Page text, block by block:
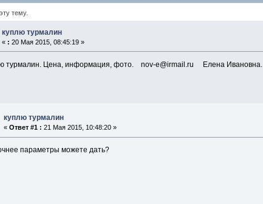
тему.
куплю турмалин
« : 20 Мая 2015, 08:45:19 »
турмалин. Цена, информация, фото. nov-e@irmail.ru Елена Ивановна.
куплю турмалин
«Ответ #1 : 21 Мая 2015, 10:48:20 »
параметры можете дать?